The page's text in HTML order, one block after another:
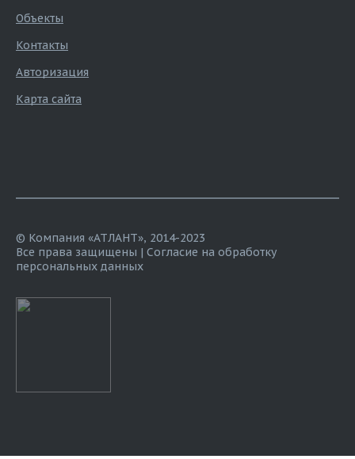
Объекты
Контакты
Авторизация
Карта сайта
© Компания «АТЛАНТ», 2014-2023
Все права защищены | Согласие на обработку
персональных данных